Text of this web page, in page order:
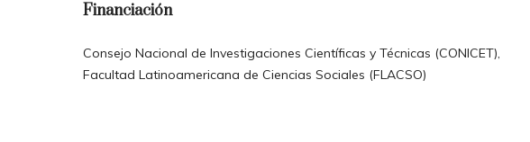
Financiación
Consejo Nacional de Investigaciones Científicas y Técnicas (CONICET),
Facultad Latinoamericana de Ciencias Sociales (FLACSO)